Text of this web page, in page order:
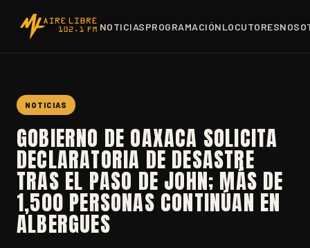
NOTICIASPROGRAMACIÓNLOCUTORES
NOTICIAS
GOBIERNO DE OAXACA SOLICITA
DECLARATORIA DE DESASTRE
TRAS EL PASO DE JOHN; MÁS DE
1,500 PERSONAS CONTINÚAN EN
ALBERGUES